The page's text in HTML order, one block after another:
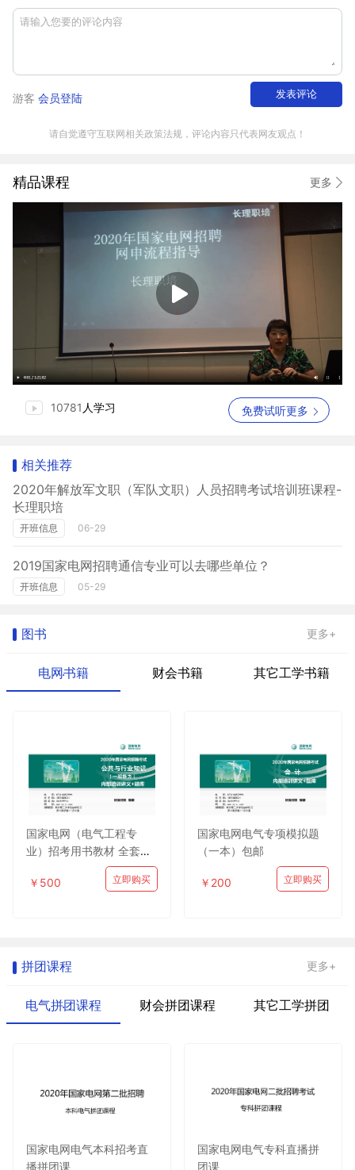
游客 会员登陆 发表评论
请自觉遵守互联网相关政策法规，评论内容只代表网友观点！
精品课程 更多
10781 人学习 免费试听更多
相关推荐
2020年解放军文职（军队文职）人员招聘考试培训班课程-
长理职培
开班信息 06-29
2019国家电网招聘通信专业可以去哪些单位？
开班信息 05-29
图书 更多+
电网书籍 财会书籍 其它工学书籍
国家电网（电气工程专
业）招考用书教材 全套包
￥500
立即购买
国家电网电气专项模拟题
（一本）包邮
￥200 立即购买
拼团课程 更多+
电气拼团课程 财会拼团课程 其它工学拼团
国家电网电气本科招考直
播拼团课
国家电网电气专科直播拼
团课